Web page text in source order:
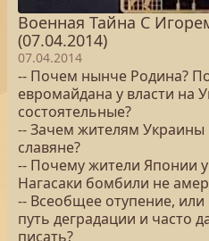
Военная Тайна С
(07.04.2014)
07.04.2014
-- Почем нынче Родина?
евромайдана у власти на
состоятельные?
-- Зачем жителям
славяне?
-- Почему жители Японии
Нагасаки бомбили не
-- Всеобщее отупение,
путь деградации и часто
писать?